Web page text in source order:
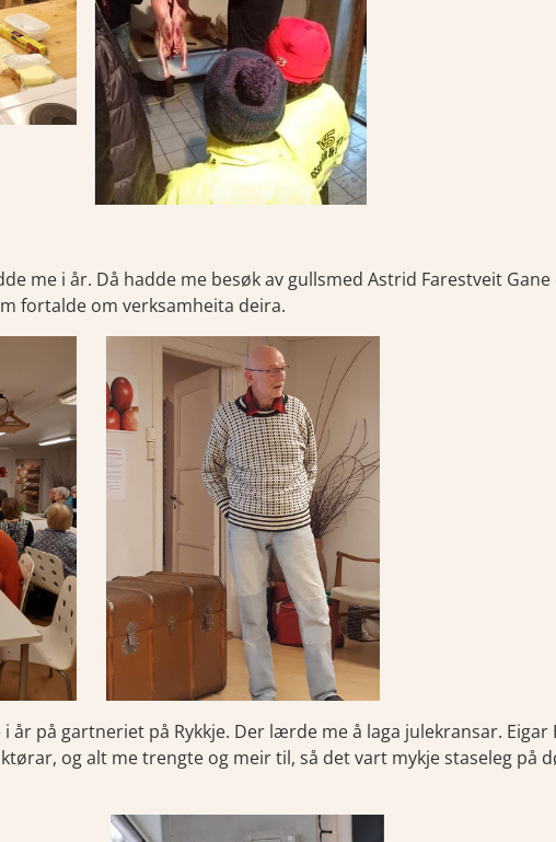
me i år. Då hadde me besøk av gullsmed Astrid Farestveit Gane
fortalde om verksamheita deira.
år på gartneriet på Rykkje. Der lærde me å laga julekransar. Eigar
og alt me trengte og meir til, så det vart mykje staseleg på